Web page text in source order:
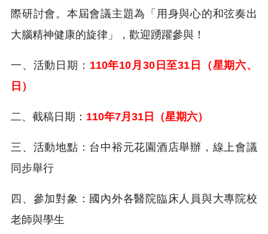
際研討會。本屆會議主題為「用身與心的和弦奏出
大腦精神健康的旋律」，歡迎踴躍參與！
一、活動日期： 110年10月30日至31日（星期六、
日）
二、截稿日期： 110年7月31日（星期六）
三、活動地點：台中裕元花園酒店舉辦，線上會議
同步舉行
四、參加對象：國內外各醫院臨床人員與大專院校
老師與學生